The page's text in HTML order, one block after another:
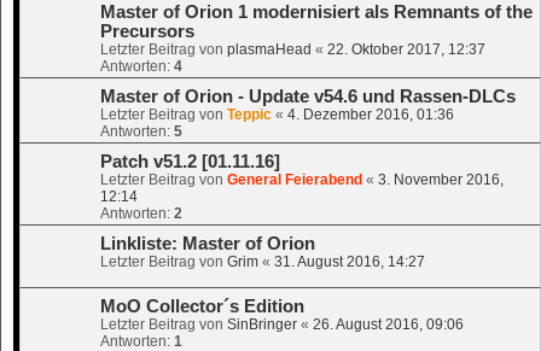
Master of Orion 1 modernisiert als Remnants of the
Precursors
Letzter Beitrag von plasmaHead « 22. Oktober 2017, 12:37
Antworten: 4
Master of Orion - Update v54.6 und Rassen-DLCs
Letzter Beitrag von Teppic « 4. Dezember 2016, 01:36
Antworten: 5
Patch v51.2 [01.11.16]
Letzter Beitrag von General Feierabend « 3. November 2016,
12:14
Antworten: 2
Linkliste: Master of Orion
Letzter Beitrag von Grim « 31. August 2016, 14:27
MoO Collector´s Edition
Letzter Beitrag von SinBringer « 26. August 2016, 09:06
Antworten: 1